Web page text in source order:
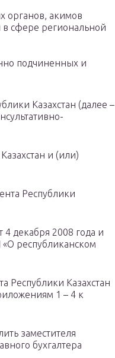
органов, акимов
в сфере региональной
подчиненных и
Казахстан (далее –
и (или)
Республики
4 декабря 2008 года и
республиканском
Республики Казахстан
1 – 4 к
заместителя
бухгалтера